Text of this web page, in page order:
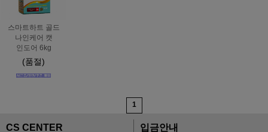
스마트하트 골드
나인케어 캣
인도어 6kg
(품절)
1
CS CENTER
입금안내